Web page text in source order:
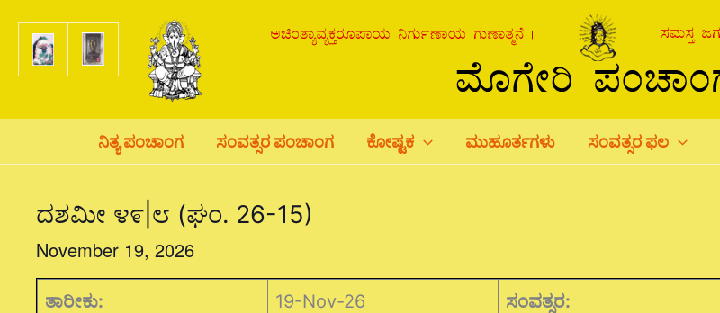
content
ನಿತ್ಯ ಪಂಚಾಂಗ ಸಂವತ್ಸರ ಪಂಚಾಂಗ ಕೋಷ್ಟಕ ಮುಹೂರ್ತಗಳು ಸಂವತ್ಸರ ಫಲ
ದಶಮೀ ೪೯|೮ (ಘಂ. 26-15)
November 19, 2026
ತಾರೀಕು: 19-Nov-26 ಸಂವತ್ಸರ: